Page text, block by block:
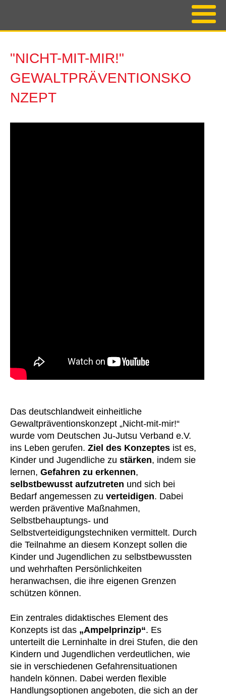
"NICHT-MIT-MIR!"
GEWALTPRÄVENTIONSKO
NZEPT
Das deutschlandweit einheitliche
Gewaltpräventionskonzept „Nicht-mit-mir!“
wurde vom Deutschen Ju-Jutsu Verband e.V.
ins Leben gerufen. Ziel des Konzeptes ist es,
Kinder und Jugendliche zu stärken, indem sie
lernen, Gefahren zu erkennen,
selbstbewusst aufzutreten und sich bei
Bedarf angemessen zu verteidigen. Dabei
werden präventive Maßnahmen,
Selbstbehauptungs- und
Selbstverteidigungstechniken vermittelt. Durch
die Teilnahme an diesem Konzept sollen die
Kinder und Jugendlichen zu selbstbewussten
und wehrhaften Persönlichkeiten
heranwachsen, die ihre eigenen Grenzen
schützen können.
Ein zentrales didaktisches Element des
Konzepts ist das „Ampelprinzip“. Es
unterteilt die Lerninhalte in drei Stufen, die den
Kindern und Jugendlichen verdeutlichen, wie
sie in verschiedenen Gefahrensituationen
handeln können. Dabei werden flexible
Handlungsoptionen angeboten, die sich an der